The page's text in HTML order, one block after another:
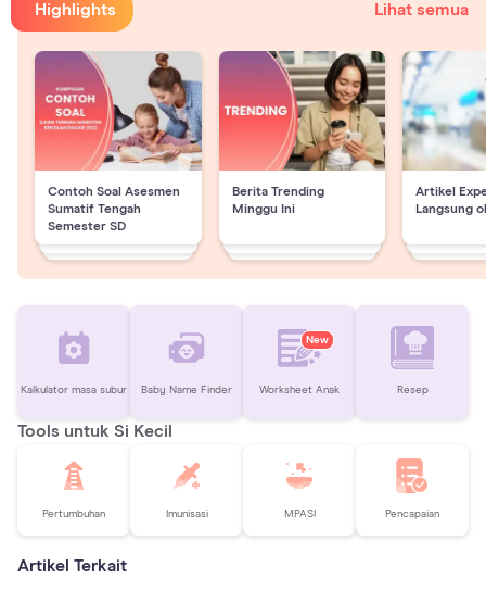
Highlights Lihat semua
Contoh Soal Asesmen
Sumatif Tengah
Semester SD
Berita Trending
Minggu Ini
Artikel
Langsung
Kalkulator masa subur Baby Name Finder
New
Worksheet Anak Resep
Tools untuk Si Kecil
Pertumbuhan Imunisasi MPASI Pencapaian
Artikel Terkait